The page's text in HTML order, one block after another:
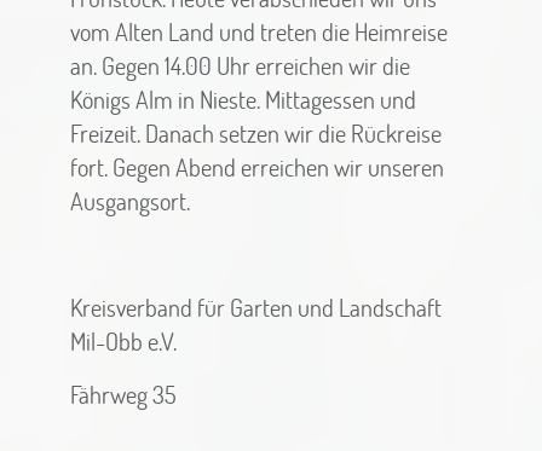
vom Alten Land und treten die Heimreise
an. Gegen 14.00 Uhr erreichen wir die
Königs Alm in Nieste. Mittagessen und
Freizeit. Danach setzen wir die Rückreise
fort. Gegen Abend erreichen wir unseren
Ausgangsort.
Kreisverband für Garten und Landschaft
Mil-Obb e.V.
Fährweg 35